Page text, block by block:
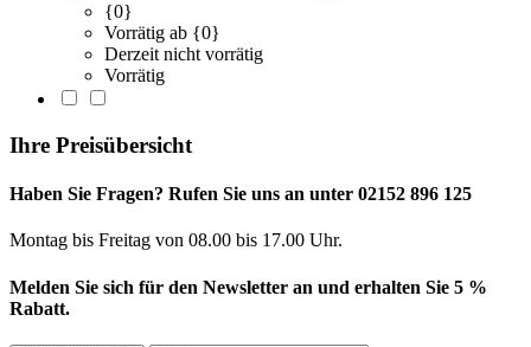
{0}
Vorrätig ab {0}
Derzeit nicht vorrätig
Vorrätig
Ihre Preisübersicht
Haben Sie Fragen? Rufen Sie uns an unter 02152 896 125
Montag bis Freitag von 08.00 bis 17.00 Uhr.
Melden Sie sich für den Newsletter an und erhalten Sie 5 %
Rabatt.